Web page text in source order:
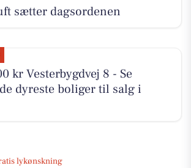
sætter dagsordenen
kr Vesterbygdvej 8 - Se
dyreste boliger til salg i
lykønskning